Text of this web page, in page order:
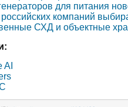
для питания
российских компаний
СХД и объектные
AI